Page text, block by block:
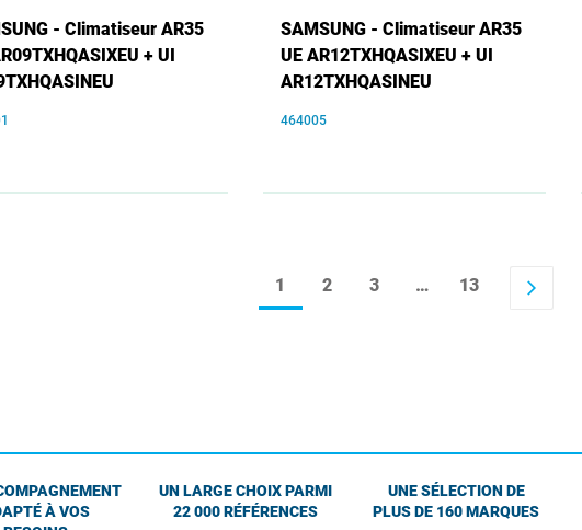
- Climatiseur AR35
+ UI
SAMSUNG - Climatiseur AR35
UE AR12TXHQASIXEU + UI
AR12TXHQASINEU
464005
1 2 3 … 13 arrow_forward_ios
À VOS
UN LARGE CHOIX PARMI
22 000 RÉFÉRENCES
UNE SÉLECTION DE
PLUS DE 160 MARQUES